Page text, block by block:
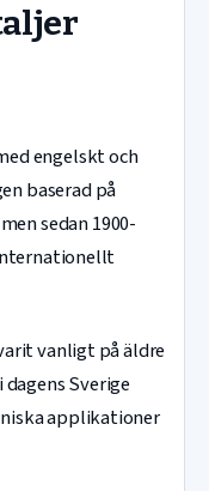
engelskt och
baserad på
sedan 1900-
vanligt på äldre
Sverige
applikationer